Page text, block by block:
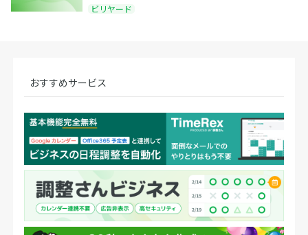
ビリヤード
おすすめサービス